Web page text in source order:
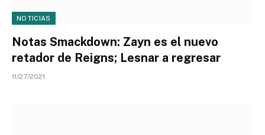
NOTICIAS
Notas Smackdown: Zayn es el nuevo
retador de Reigns; Lesnar a regresar
11/27/2021